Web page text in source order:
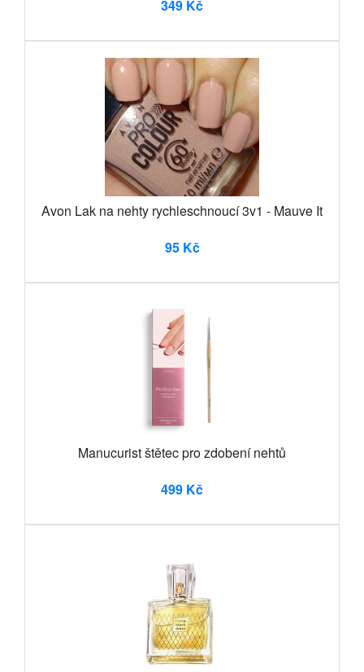
349 Kč
Avon Lak na nehty rychleschnoucí 3v1 - Mauve It
95 Kč
Manucurist štětec pro zdobení nehtů
499 Kč